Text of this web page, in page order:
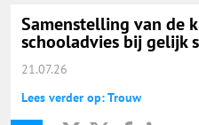
Samenstelling van de
schooladvies bij gelijk
21.07.26
Lees verder op: Trouw